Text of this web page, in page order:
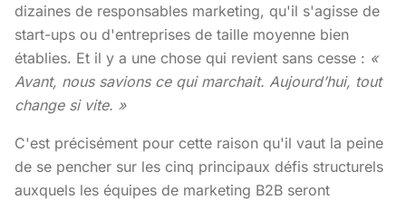
dizaines de responsables marketing, qu'il s'agisse de
start-ups ou d'entreprises de taille moyenne bien
établies. Et il y a une chose qui revient sans cesse : «
Avant, nous savions ce qui marchait. Aujourd’hui, tout
change si vite. »
C'est précisément pour cette raison qu'il vaut la peine
de se pencher sur les cinq principaux défis structurels
auxquels les équipes de marketing B2B seront